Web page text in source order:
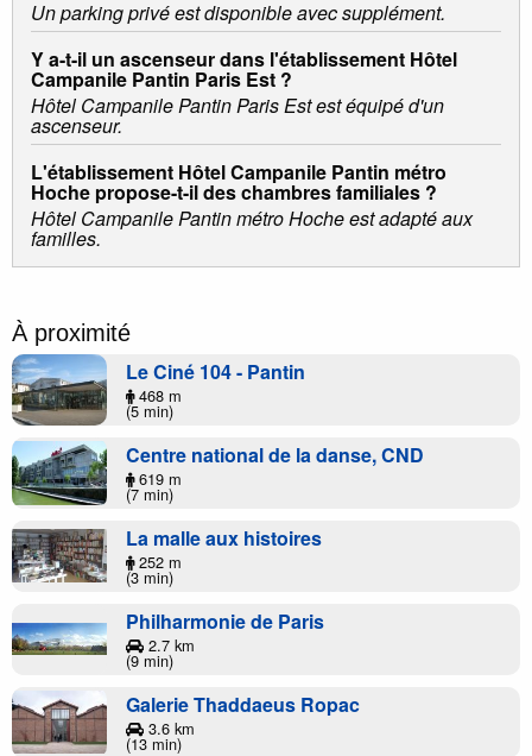
Un parking privé est disponible avec supplément.
Y a-t-il un ascenseur dans l'établissement Hôtel
Campanile Pantin Paris Est ?
Hôtel Campanile Pantin Paris Est est équipé d'un
ascenseur.
L'établissement Hôtel Campanile Pantin métro
Hoche propose-t-il des chambres familiales ?
Hôtel Campanile Pantin métro Hoche est adapté aux
familles.
À proximité
Le Ciné 104 - Pantin
468 m
(5 min)
Centre national de la danse, CND
619 m
(7 min)
La malle aux histoires
252 m
(3 min)
Philharmonie de Paris
2.7 km
(9 min)
Galerie Thaddaeus Ropac
3.6 km
(13 min)